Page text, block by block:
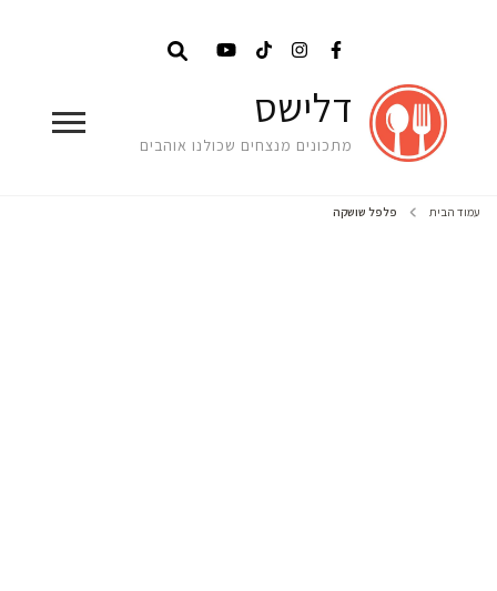
דלישס
מתכונים מנצחים שכולנו אוהבים
עמוד הבית פלפל שושקה